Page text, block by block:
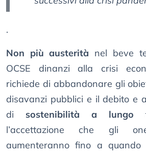
.
Non più austerità nel beve
OCSE dinanzi alla crisi
richiede di abbandonare gli
disavanzi pubblici e il debito e
di sostenibilità a lungo
l’accettazione che gli
aumenteranno fino a quando